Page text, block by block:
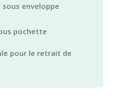
enveloppe
pochette
pour le retrait de